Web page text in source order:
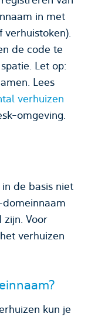
Let op:
omgeving.
de basis niet
verhuizen
kun je